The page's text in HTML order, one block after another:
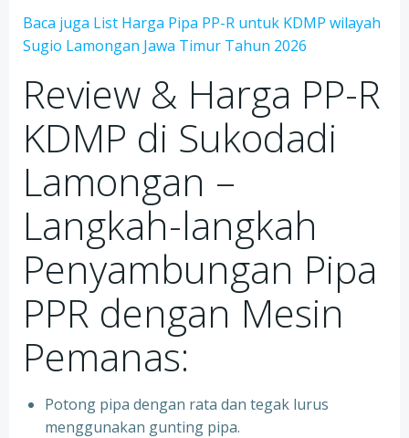
Baca juga List Harga Pipa PP-R untuk KDMP wilayah
Sugio Lamongan Jawa Timur Tahun 2026
Review & Harga PP-R
KDMP di Sukodadi
Lamongan –
Langkah-langkah
Penyambungan Pipa
PPR dengan Mesin
Pemanas:
Potong pipa dengan rata dan tegak lurus
menggunakan gunting pipa.